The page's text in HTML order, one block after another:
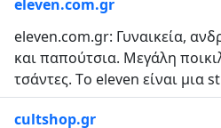
eleven.com.gr
eleven.com.gr: Γυναικεία,
και παπούτσια. Μεγάλη
τσάντες. Τo eleven είναι μια
cultshop.gr